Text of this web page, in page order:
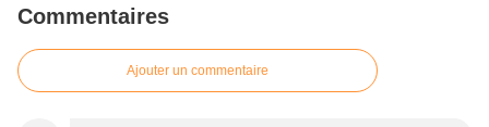
Commentaires
Ajouter un commentaire